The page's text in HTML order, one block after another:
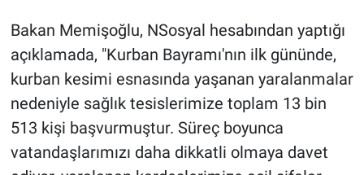
Bakan Memişoğlu, NSosyal hesabından yaptığı
açıklamada, "Kurban Bayramı'nın ilk gününde,
kurban kesimi esnasında yaşanan yaralanmalar
nedeniyle sağlık tesislerimize toplam 13 bin
513 kişi başvurmuştur. Süreç boyunca
vatandaşlarımızı daha dikkatli olmaya davet